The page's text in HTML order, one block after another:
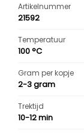
Artikelnummer
21592
Temperatuur
100 °C
Gram per kopje
2-3 gram
Trektijd
10-12 min